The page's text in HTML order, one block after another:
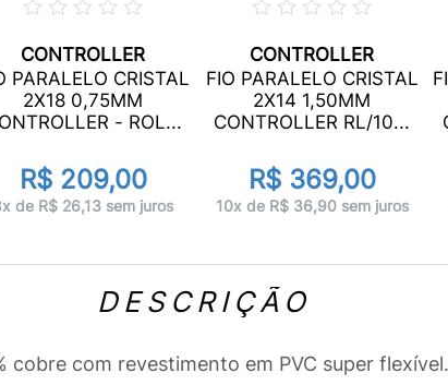
CONTROLLER
PARALELO CRISTAL
2X18 0,75MM
- ROL...
R$ 209,00
de R$ 26,13 sem juros
CONTROLLER
FIO PARALELO CRISTAL
2X14 1,50MM
CONTROLLER RL/10...
R$ 369,00
10x de R$ 36,90 sem juros
DESCRIÇÃO
com revestimento em PVC super flexível.